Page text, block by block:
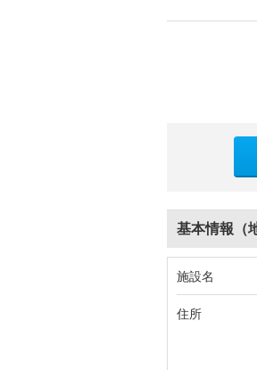
基本情報（
施設名
住所